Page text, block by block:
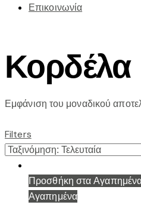
Επικοινωνία
Κορδέλα
Εμφάνιση του μοναδικού
Filters
Προσθήκη στα
Αγαπημένα